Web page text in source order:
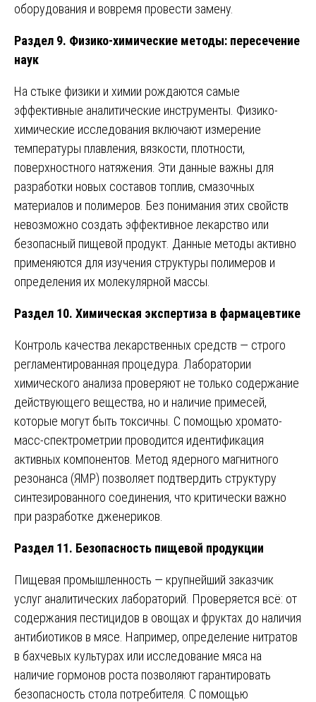
оборудования и вовремя провести замену.
Раздел 9. Физико-химические методы: пересечение
наук
На стыке физики и химии рождаются самые
эффективные аналитические инструменты. Физико-
химические исследования включают измерение
температуры плавления, вязкости, плотности,
поверхностного натяжения. Эти данные важны для
разработки новых составов топлив, смазочных
материалов и полимеров. Без понимания этих свойств
невозможно создать эффективное лекарство или
безопасный пищевой продукт. Данные методы активно
применяются для изучения структуры полимеров и
определения их молекулярной массы.
Раздел 10. Химическая экспертиза в фармацевтике
Контроль качества лекарственных средств — строго
регламентированная процедура. Лаборатории
химического анализа проверяют не только содержание
действующего вещества, но и наличие примесей,
которые могут быть токсичны. С помощью хромато-
масс-спектрометрии проводится идентификация
активных компонентов. Метод ядерного магнитного
резонанса (ЯМР) позволяет подтвердить структуру
синтезированного соединения, что критически важно
при разработке дженериков.
Раздел 11. Безопасность пищевой продукции
Пищевая промышленность — крупнейший заказчик
услуг аналитических лабораторий. Проверяется всё: от
содержания пестицидов в овощах и фруктах до наличия
антибиотиков в мясе. Например, определение нитратов
в бахчевых культурах или исследование мяса на
наличие гормонов роста позволяют гарантировать
безопасность стола потребителя. С помощью